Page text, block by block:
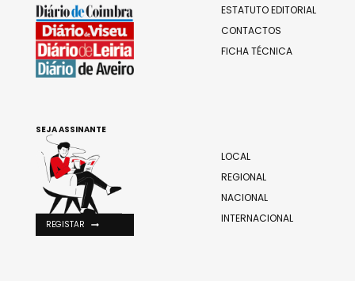
ESTATUTO EDITORIAL
CONTACTOS
FICHA TÉCNICA
LOCAL
REGIONAL
NACIONAL
INTERNACIONAL
SEJA ASSINANTE
REGISTAR